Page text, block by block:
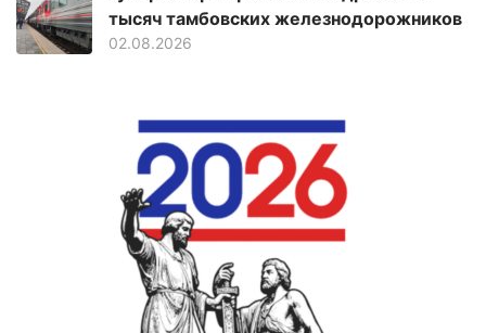
тысяч тамбовских железнодорожников
02.08.2026